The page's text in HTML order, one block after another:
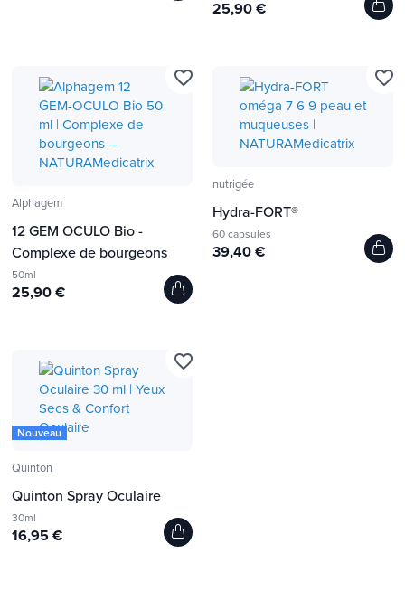
25,90 €
Alphagem
12 GEM OCULO Bio -
Complexe de bourgeons
50ml
25,90 €
favorite_border
nutrigée
Hydra-FORT®
60 capsules
39,40 €
favorite_border
Nouveau
Quinton
Quinton Spray Oculaire
30ml
16,95 €
favorite_border